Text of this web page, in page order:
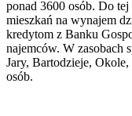
ponad 3600 osób. Do
mieszkań na wynajem
kredytom z Banku
najemców. W zasobach
Jary, Bartodzieje,
osób.